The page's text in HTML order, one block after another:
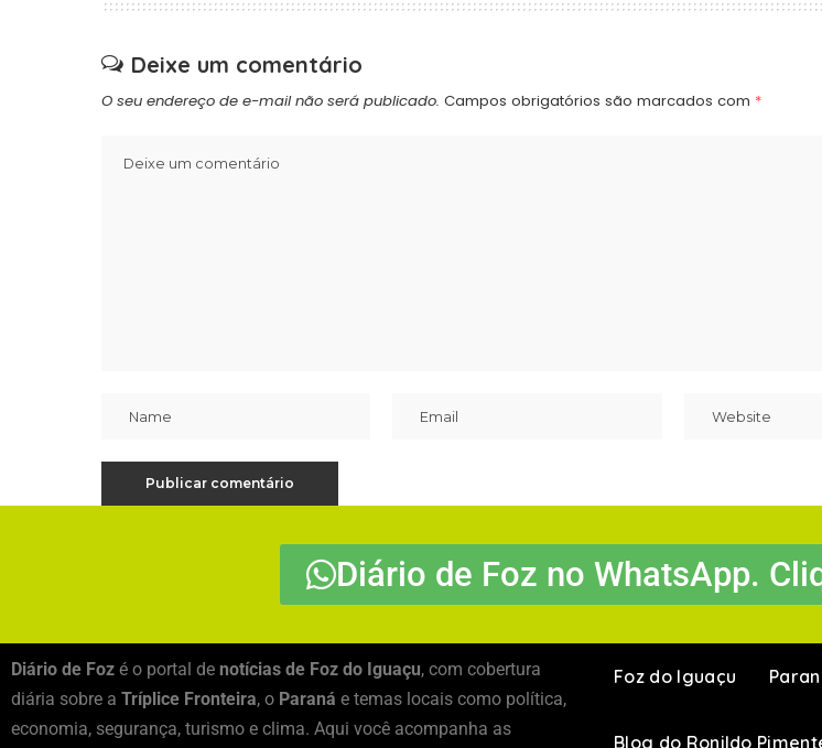
Deixe um comentário
O seu endereço de e-mail não será publicado. Campos obrigatórios são marcados com *
Diário de Foz no WhatsApp.
Diário de Foz é o portal de notícias de Foz do Iguaçu, com cobertura
diária sobre a Tríplice Fronteira, o Paraná e temas locais como política,
economia, segurança, turismo e clima. Aqui você acompanha as
Foz do Iguaçu
Blog do Ronildo